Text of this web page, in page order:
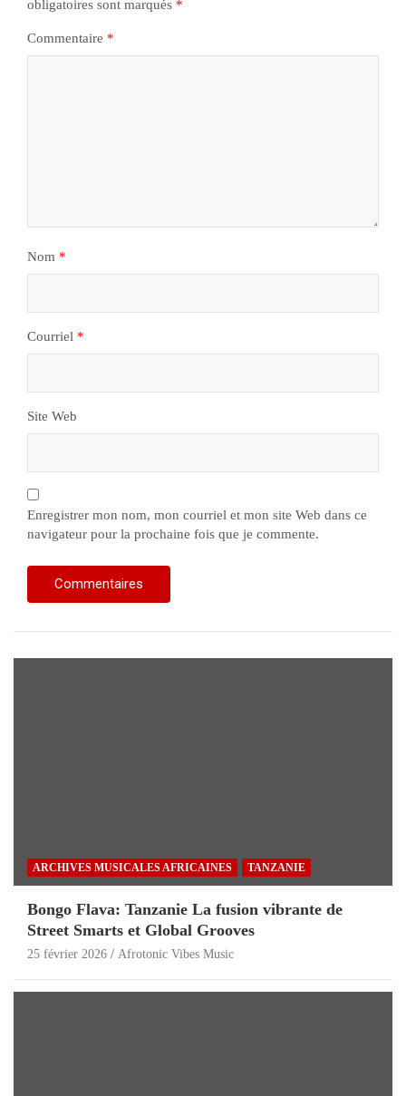
obligatoires sont marqués *
Commentaire *
Nom *
Courriel *
Site Web
Enregistrer mon nom, mon courriel et mon site Web dans ce
navigateur pour la prochaine fois que je commente.
ARCHIVES MUSICALES AFRICAINES TANZANIE
Bongo Flava: Tanzanie La fusion vibrante de
Street Smarts et Global Grooves
25 février 2026 Afrotonic Vibes Music